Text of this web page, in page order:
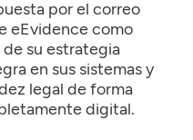
por el correo
eEvidence como
su estrategia
en sus sistemas y
legal de forma
digital.